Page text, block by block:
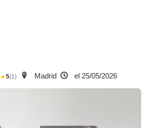
★5(1) Madrid el 25/05/2026